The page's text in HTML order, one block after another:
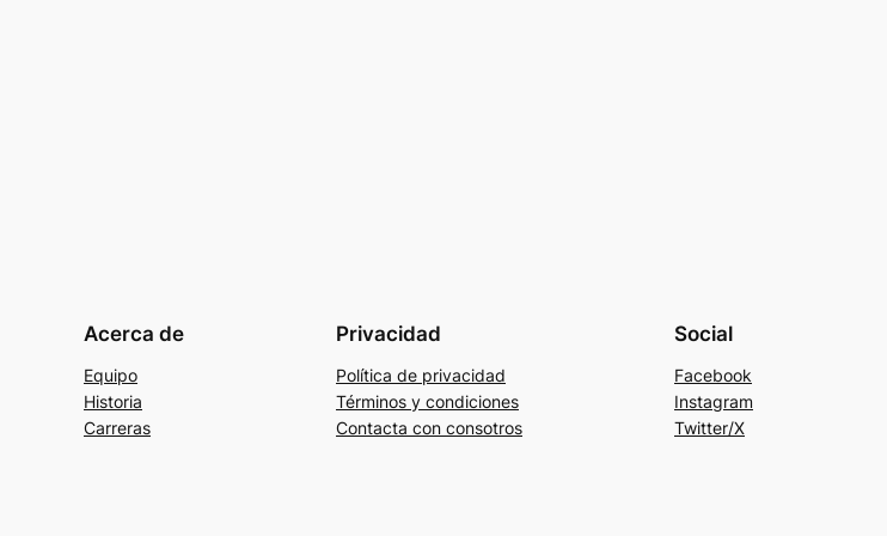
Acerca de
Equipo
Historia
Carreras
Privacidad
Política de privacidad
Términos y condiciones
Contacta con consotros
Social
Facebook
Instagram
Twitter/X